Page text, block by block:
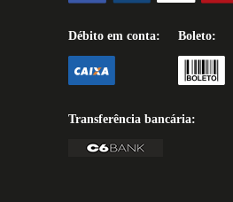
Débito em conta: Boleto:
Transferência bancária: